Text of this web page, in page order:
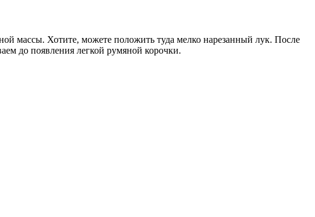
массы. Хотите, можете положить туда мелко нарезанный лук. После
до появления легкой румяной корочки.